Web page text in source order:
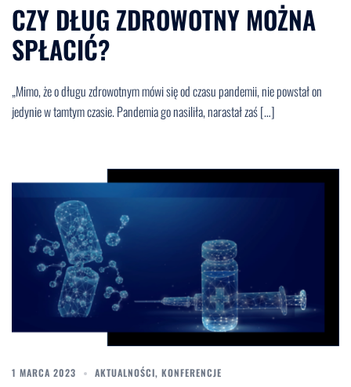
CZY DŁUG ZDROWOTNY MOŻNA
SPŁACIĆ?
„Mimo, że o długu zdrowotnym mówi się od czasu pandemii, nie powstał on
jedynie w tamtym czasie. Pandemia go nasiliła, narastał zaś […]
1 MARCA 2023 AKTUALNOŚCI, KONFERENCJE